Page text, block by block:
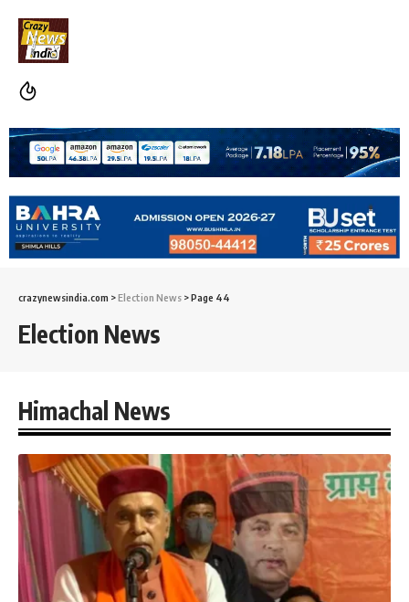
crazynewsindia.com >Election News >Page 44
Election News
Himachal News